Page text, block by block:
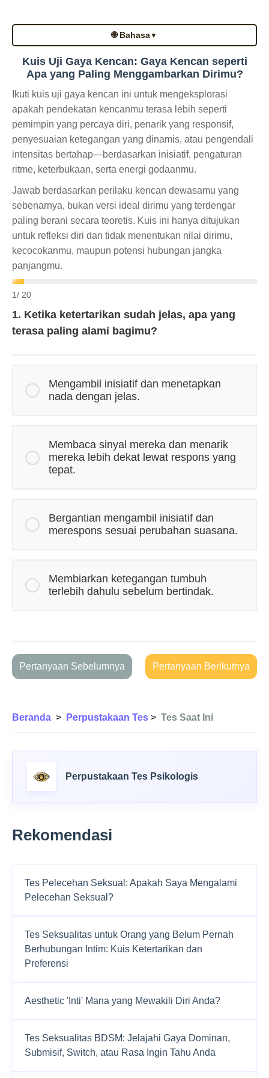
🌐 Bahasa▼
Kuis Uji Gaya Kencan: Gaya Kencan seperti
Apa yang Paling Menggambarkan Dirimu?
Ikuti kuis uji gaya kencan ini untuk mengeksplorasi
apakah pendekatan kencanmu terasa lebih seperti
pemimpin yang percaya diri, penarik yang responsif,
penyesuaian ketegangan yang dinamis, atau pengendali
intensitas bertahap—berdasarkan inisiatif, pengaturan
ritme, keterbukaan, serta energi godaanmu.
Jawab berdasarkan perilaku kencan dewasamu yang
sebenarnya, bukan versi ideal dirimu yang terdengar
paling berani secara teoretis. Kuis ini hanya ditujukan
untuk refleksi diri dan tidak menentukan nilai dirimu,
kecocokanmu, maupun potensi hubungan jangka
panjangmu.
1/ 20
1. Ketika ketertarikan sudah jelas, apa yang
terasa paling alami bagimu?
Mengambil inisiatif dan menetapkan
nada dengan jelas.
Membaca sinyal mereka dan menarik
mereka lebih dekat lewat respons yang
tepat.
Bergantian mengambil inisiatif dan
merespons sesuai perubahan suasana.
Membiarkan ketegangan tumbuh
terlebih dahulu sebelum bertindak.
Pertanyaan Sebelumnya Pertanyaan Berikutnya
Beranda > Perpustakaan Tes > Tes Saat Ini
Perpustakaan Tes Psikologis
Rekomendasi
Tes Pelecehan Seksual: Apakah Saya Mengalami
Pelecehan Seksual?
Tes Seksualitas untuk Orang yang Belum Pernah
Berhubungan Intim: Kuis Ketertarikan dan
Preferensi
Aesthetic 'Inti' Mana yang Mewakili Diri Anda?
Tes Seksualitas BDSM: Jelajahi Gaya Dominan,
Submisif, Switch, atau Rasa Ingin Tahu Anda